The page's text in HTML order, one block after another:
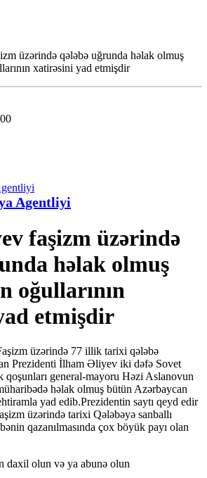
üzərində qələbə uğrunda həlak olmuş
xatirəsini yad etmişdir
Agentliyi
faşizm üzərində
həlak olmuş
oğullarının
etmişdir
üzərində 77 illik tarixi qələbə
Prezidenti İlham Əliyev iki dəfə Sovet
qoşunları general-mayoru Həzi Aslanovun
həlak olmuş bütün Azərbaycan
yad edib.Prezidentin saytı qeyd edir
üzərində tarixi Qələbəyə sanballı
qazanılmasında çox böyük payı olan
daxil olun və ya abunə olun